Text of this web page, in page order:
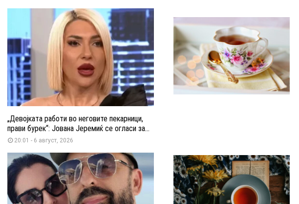
„Девојката работи во неговите пекарници,
прави бурек“: Јована Јеремиќ се огласи за...
20:01 - 6 август, 2026